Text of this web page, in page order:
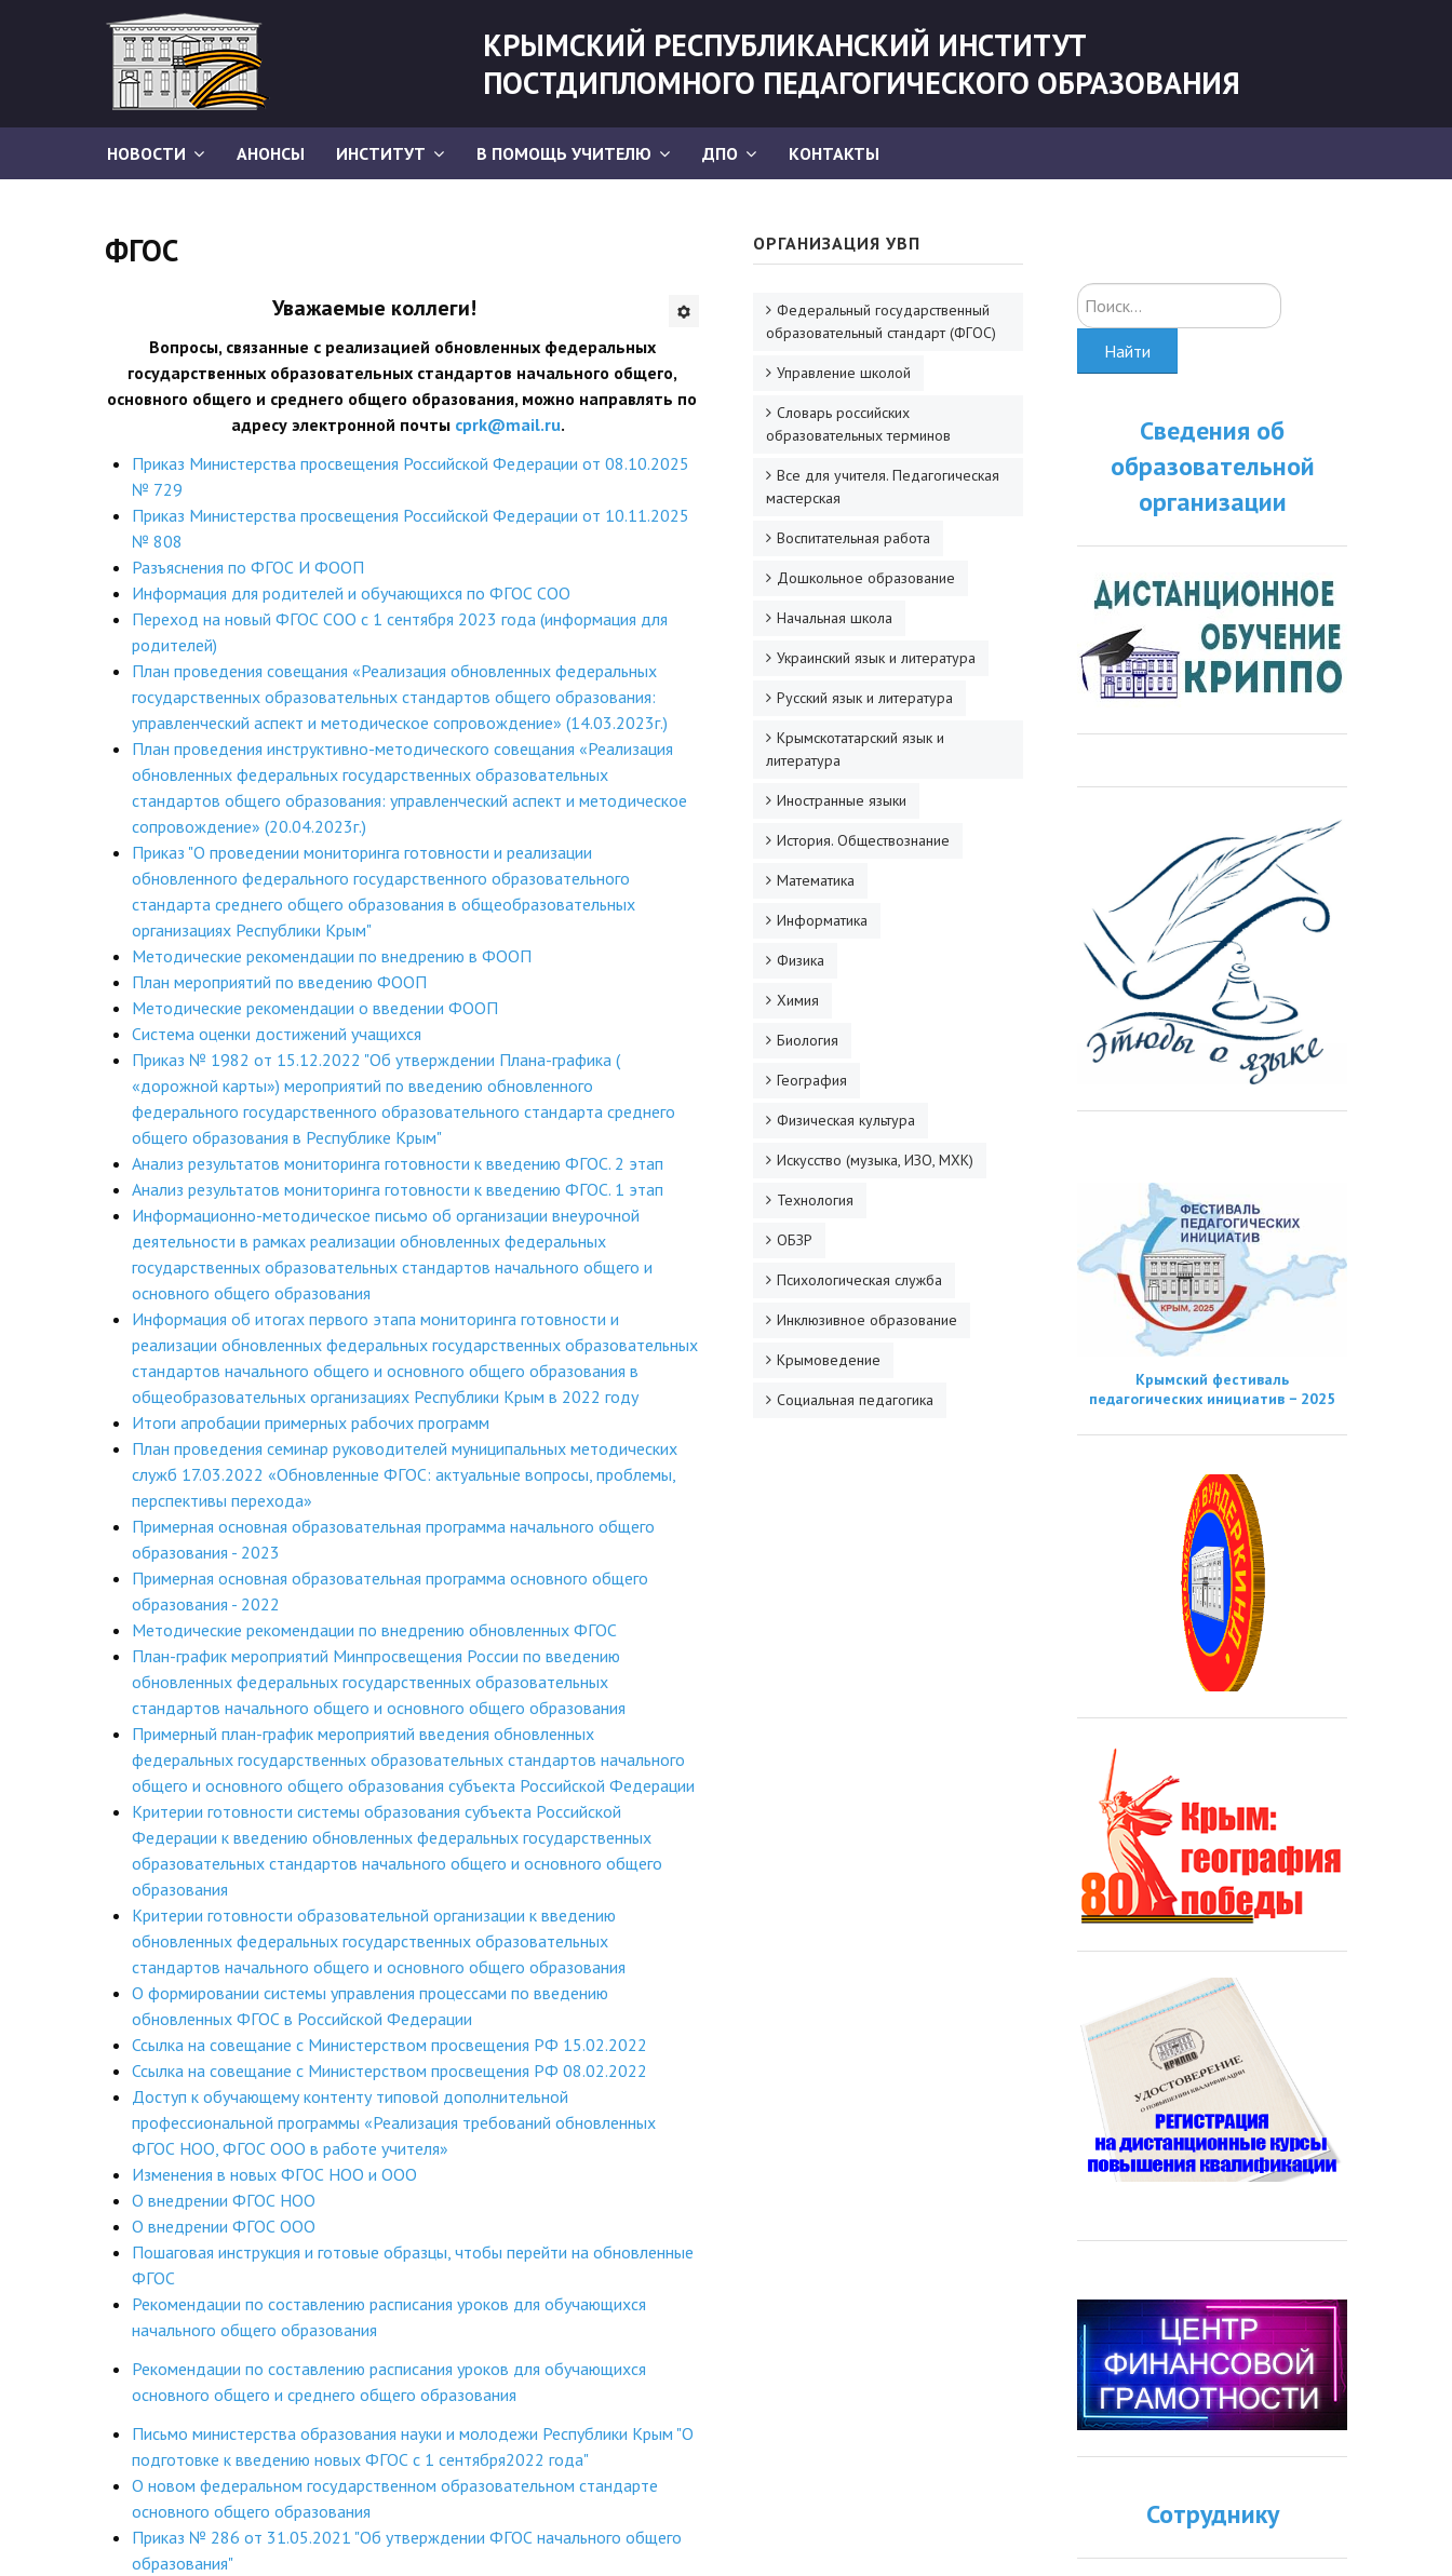
КРЫМСКИЙ РЕСПУБЛИКАНСКИЙ ИНСТИТУТ
ПОСТДИПЛОМНОГО ПЕДАГОГИЧЕСКОГО ОБРАЗОВАНИЯ
НОВОСТИ АНОНСЫ ИНСТИТУТ В ПОМОЩЬ УЧИТЕЛЮ ДПО КОНТАКТЫ
ФГОС
Уважаемые коллеги!
Вопросы, связанные с реализацией обновленных федеральных
государственных образовательных стандартов начального общего,
основного общего и среднего общего образования, можно направлять по
адресу электронной почты cprk@mail.ru.
Приказ Министерства просвещения Российской Федерации от 08.10.2025
№ 729
Приказ Министерства просвещения Российской Федерации от 10.11.2025
№ 808
Разъяснения по ФГОС И ФООП
Информация для родителей и обучающихся по ФГОС СОО
Переход на новый ФГОС СОО с 1 сентября 2023 года (информация для
родителей)
План проведения совещания «Реализация обновленных федеральных
государственных образовательных стандартов общего образования:
управленческий аспект и методическое сопровождение» (14.03.2023г.)
План проведения инструктивно-методического совещания «Реализация
обновленных федеральных государственных образовательных
стандартов общего образования: управленческий аспект и методическое
сопровождение» (20.04.2023г.)
Приказ "О проведении мониторинга готовности и реализации
обновленного федерального государственного образовательного
стандарта среднего общего образования в общеобразовательных
организациях Республики Крым"
Методические рекомендации по внедрению в ФООП
План мероприятий по введению ФООП
Методические рекомендации о введении ФООП
Система оценки достижений учащихся
Приказ № 1982 от 15.12.2022 "Об утверждении Плана-графика (
«дорожной карты») мероприятий по введению обновленного
федерального государственного образовательного стандарта среднего
общего образования в Республике Крым"
Анализ результатов мониторинга готовности к введению ФГОС. 2 этап
Анализ результатов мониторинга готовности к введению ФГОС. 1 этап
Информационно-методическое письмо об организации внеурочной
деятельности в рамках реализации обновленных федеральных
государственных образовательных стандартов начального общего и
основного общего образования
Информация об итогах первого этапа мониторинга готовности и
реализации обновленных федеральных государственных образовательных
стандартов начального общего и основного общего образования в
общеобразовательных организациях Республики Крым в 2022 году
Итоги апробации примерных рабочих программ
План проведения семинар руководителей муниципальных методических
служб 17.03.2022 «Обновленные ФГОС: актуальные вопросы, проблемы,
перспективы перехода»
Примерная основная образовательная программа начального общего
образования - 2023
Примерная основная образовательная программа основного общего
образования - 2022
Методические рекомендации по внедрению обновленных ФГОС
План-график мероприятий Минпросвещения России по введению
обновленных федеральных государственных образовательных
стандартов начального общего и основного общего образования
Примерный план-график мероприятий введения обновленных
федеральных государственных образовательных стандартов начального
общего и основного общего образования субъекта Российской Федерации
Критерии готовности системы образования субъекта Российской
Федерации к введению обновленных федеральных государственных
образовательных стандартов начального общего и основного общего
образования
Критерии готовности образовательной организации к введению
обновленных федеральных государственных образовательных
стандартов начального общего и основного общего образования
О формировании системы управления процессами по введению
обновленных ФГОС в Российской Федерации
Ссылка на совещание с Министерством просвещения РФ 15.02.2022
Ссылка на совещание с Министерством просвещения РФ 08.02.2022
Доступ к обучающему контенту типовой дополнительной
профессиональной программы «Реализация требований обновленных
ФГОС НОО, ФГОС ООО в работе учителя»
Изменения в новых ФГОС НОО и ООО
О внедрении ФГОС НОО
О внедрении ФГОС ООО
Пошаговая инструкция и готовые образцы, чтобы перейти на обновленные
ФГОС
Рекомендации по составлению расписания уроков для обучающихся
начального общего образования
Рекомендации по составлению расписания уроков для обучающихся
основного общего и среднего общего образования
Письмо министерства образования науки и молодежи Республики Крым "О
подготовке к введению новых ФГОС с 1 сентября2022 года"
О новом федеральном государственном образовательном стандарте
основного общего образования
Приказ № 286 от 31.05.2021 "Об утверждении ФГОС начального общего
образования"
ОРГАНИЗАЦИЯ УВП
Федеральный государственный
образовательный стандарт (ФГОС)
Управление школой
Словарь российских
образовательных терминов
Все для учителя. Педагогическая
мастерская
Воспитательная работа
Дошкольное образование
Начальная школа
Украинский язык и литература
Русский язык и литература
Крымскотатарский язык и
литература
Иностранные языки
История. Обществознание
Математика
Информатика
Физика
Химия
Биология
География
Физическая культура
Искусство (музыка, ИЗО, МХК)
Технология
ОБЗР
Психологическая служба
Инклюзивное образование
Крымоведение
Социальная педагогика
Искать...
Найти
Сведения об
образовательной
организации
Крымский фестиваль
педагогических инициатив − 2025
Сотруднику